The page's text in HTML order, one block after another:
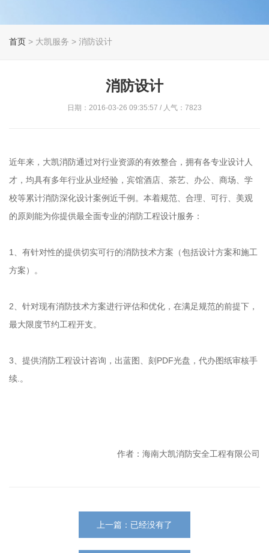
首页 > 大凯服务 > 消防设计
消防设计
日期：2016-03-26 09:35:57 / 人气：7823
近年来，大凯消防通过对行业资源的有效整合，拥有各专业设计人
才，均具有多年行业从业经验，宾馆酒店、茶艺、办公、商场、学
校等累计消防深化设计案例近千例。本着规范、合理、可行、美观
的原则能为你提供最全面专业的消防工程设计服务：
1、有针对性的提供切实可行的消防技术方案（包括设计方案和施工
方案）。
2、针对现有消防技术方案进行评估和优化，在满足规范的前提下，
最大限度节约工程开支。
3、提供消防工程设计咨询，出蓝图、刻PDF光盘，代办图纸审核手
续.。
作者：海南大凯消防安全工程有限公司
上一篇：已经没有了